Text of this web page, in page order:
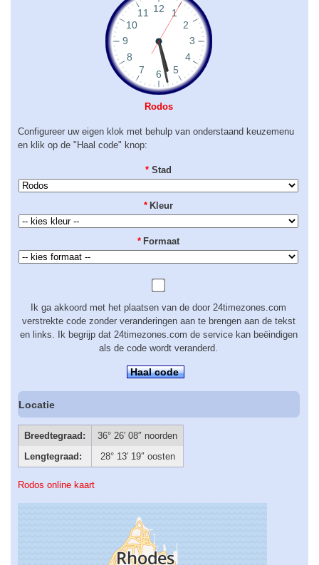
Rodos
Configureer uw eigen klok met behulp van onderstaand keuzemenu
en klik op de "Haal code" knop:
* Stad
* Kleur
* Formaat
Ik ga akkoord met het plaatsen van de door 24timezones.com
verstrekte code zonder veranderingen aan te brengen aan de tekst
en links. Ik begrijp dat 24timezones.com de service kan beëindigen
als de code wordt veranderd.
Haal code
Locatie
Breedtegraad:
36° 26′ 08″ noorden
Lengtegraad:
28° 13′ 19″ oosten
Rodos online kaart